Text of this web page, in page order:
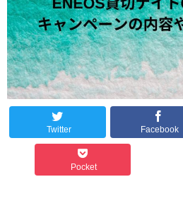
Twitter Facebook
Pocket